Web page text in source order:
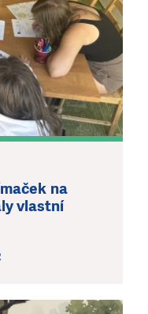
na
vlastní